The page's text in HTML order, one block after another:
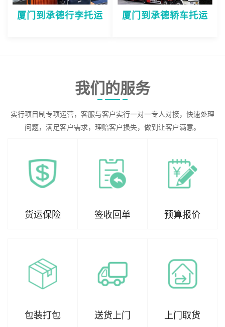
厦门到承德行李托运 厦门到承德轿车托运
我们的服务
实行项目制专项运营，客服与客户实行一对一专人对接，快速处理
问题，满足客户需求，理赔客户损失，做到让客户满意。
货运保险 签收回单 预算报价
包装打包 送货上门 上门取货